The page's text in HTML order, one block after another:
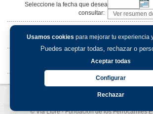
Usamos cookies para mejorar tu experiencia
Puedes aceptar todas, rechazar o
Aceptar todas
Configurar
Rechazar
Seleccione la fecha que desea
consultar:
Boletines publicados de VÍA LIBRE
consultar:
Política de privacidad
© Vía Libre - Fundación de los Ferrocarriles